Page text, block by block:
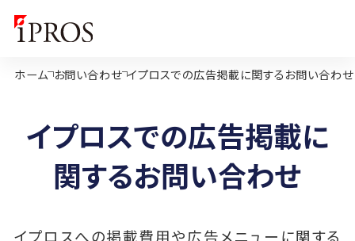
ホーム お問い合わせ イプロスでの広告掲載に関するお問い合わせ
イプロスでの広告掲載に
関するお問い合わせ
イプロスへの掲載費用や広告メニューに関する